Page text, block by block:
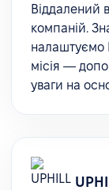
Віддалений
компаній.
налаштуємо
місія —
уваги на